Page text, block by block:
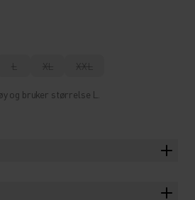
L XL XXL
og bruker størrelse L.